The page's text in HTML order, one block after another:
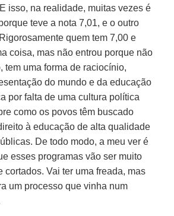
isso, na realidade, muitas vezes é
teve a nota 7,01, e o outro
quem tem 7,00 e
coisa, mas não entrou porque não
tem uma forma de raciocínio,
do mundo e da educação
por falta de uma cultura política
como os povos têm buscado
à educação de alta qualidade
De todo modo, a meu ver é
esses programas vão ser muito
cortados. Vai ter uma freada, mas
um processo que vinha num